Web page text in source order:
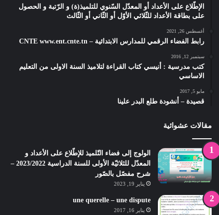
الإطّلاع على الأعداد أو المعدّل السّنوي للتلميذ(ة) و الرّتبة و الحصول
على بطاقة الأعداد للثّلاثي الأوّل أو الثّاني أو الثّالث
أغسطس 26, 2021
رابط الفضاء الرقمي للمدارس الابتدائية – CNTE www.ent.cnte.tn
سبتمبر 12, 2016
كتب مدرسية : أنيسي كتاب القراءة لتلاميذ السنة الاولى من التعليم
الاساسي
مايو 5, 2017
قصيدة – أنشودة طلع البدر علينا
مقالات عشوائية
الولوج إلى فضاء التّلميذ للإطّلاع على الأعداد و
المعدّل للثلاثيّة الأولى للسنة الدراسية 2023/2022 –
شرح مفصّل بالصّور
يناير 19, 2023
une querelle – une dispute
يناير 16, 2017